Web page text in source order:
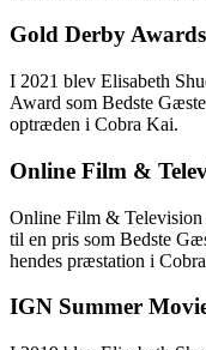
Gold Derby Awards
I 2021 blev Elisabeth
Award som Bedste
optræden i Cobra Kai.
Online Film &
Online Film & Television
til en pris som Bedste
hendes præstation i
IGN Summer